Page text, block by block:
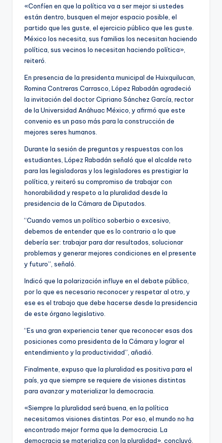
«Confíen en que la política va a ser mejor si ustedes
están dentro, busquen el mejor espacio posible, el
partido que les guste, el ejercicio público que les guste.
México los necesita, sus familias los necesitan haciendo
política, sus vecinos lo necesitan haciendo política»,
reiteró.
En presencia de la presidenta municipal de Huixquilucan,
Romina Contreras Carrasco, López Rabadán agradeció
la invitación del doctor Cipriano Sánchez García, rector
de la Universidad Anáhuac México, y afirmó que este
convenio es un paso más para la construcción de
mejores seres humanos.
Durante la sesión de preguntas y respuestas con los
estudiantes, López Rabadán señaló que el alcalde reto
para las legisladoras y los legisladores es prestigiar la
política, y reiteró su compromiso de trabajar con
honorabilidad y respeto a la pluralidad desde la
presidencia de la Cámara de Diputados.
“Cuando vemos un político soberbio o excesivo,
debemos de entender que es lo contrario a lo que
debería ser: trabajar para dar resultados, solucionar
problemas y generar mejores condiciones en el presente
y futuro”, señaló.
Indicó que la polarización influye en el debate público,
por lo que es necesario reconocer y respetar al otro, y
ese es el trabajo que debe hacerse desde la presidencia
de este órgano legislativo.
“Es una gran experiencia tener que reconocer esas dos
posiciones como presidenta de la Cámara y lograr el
entendimiento y la productividad”, añadió.
Finalmente, expuso que la pluralidad es positiva para el
país, ya que siempre se requiere de visiones distintas
para avanzar y materializar la democracia.
«Siempre la pluralidad será buena, en la política
necesitamos visiones distintas. Por eso, el mundo no ha
encontrado mejor forma que la democracia. La
democracia se materializa con la pluralidad», concluyó.